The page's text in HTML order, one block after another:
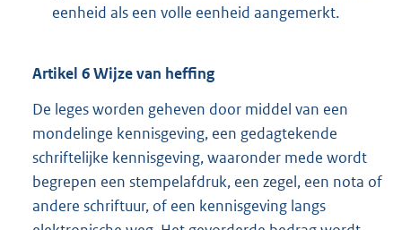
eenheid als een volle eenheid aangemerkt.
Artikel 6Wijze van heffing
De leges worden geheven door middel van een
mondelinge kennisgeving, een gedagtekende
schriftelijke kennisgeving, waaronder mede wordt
begrepen een stempelafdruk, een zegel, een nota of
andere schriftuur, of een kennisgeving langs